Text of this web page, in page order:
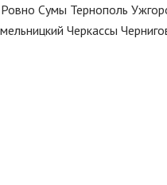
Ровно Сумы Тернополь
Черкассы